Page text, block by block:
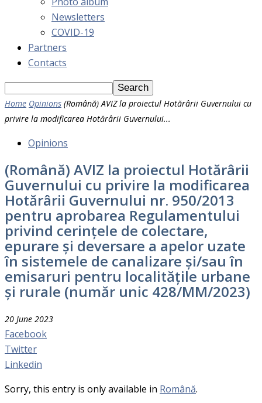
Newsletters
COVID-19
Partners
Contacts
Home Opinions (Română) AVIZ la proiectul Hotărârii Guvernului cu
privire la modificarea Hotărârii Guvernului...
Opinions
(Română) AVIZ la proiectul Hotărârii
Guvernului cu privire la modificarea
Hotărârii Guvernului nr. 950/2013
pentru aprobarea Regulamentului
privind cerințele de colectare,
epurare și deversare a apelor uzate
în sistemele de canalizare și/sau în
emisaruri pentru localitățile urbane
și rurale (număr unic 428/MM/2023)
20 June 2023
Facebook
Twitter
Linkedin
Sorry, this entry is only available in Română.